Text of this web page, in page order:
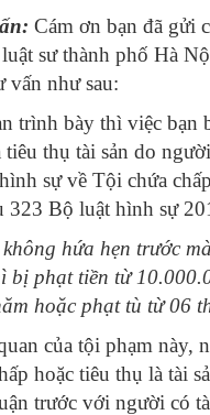
Cám ơn bạn đã gửi
sư thành phố Hà
vấn như sau:
trình bày thì việc bạn
tiêu thụ tài sản do
sự về Tội chứa
Bộ luật hình sự
hứa hẹn trước
bị phạt tiền từ
hoặc phạt tù từ 06
của tội phạm này,
hoặc tiêu thụ là tài
trước với người có